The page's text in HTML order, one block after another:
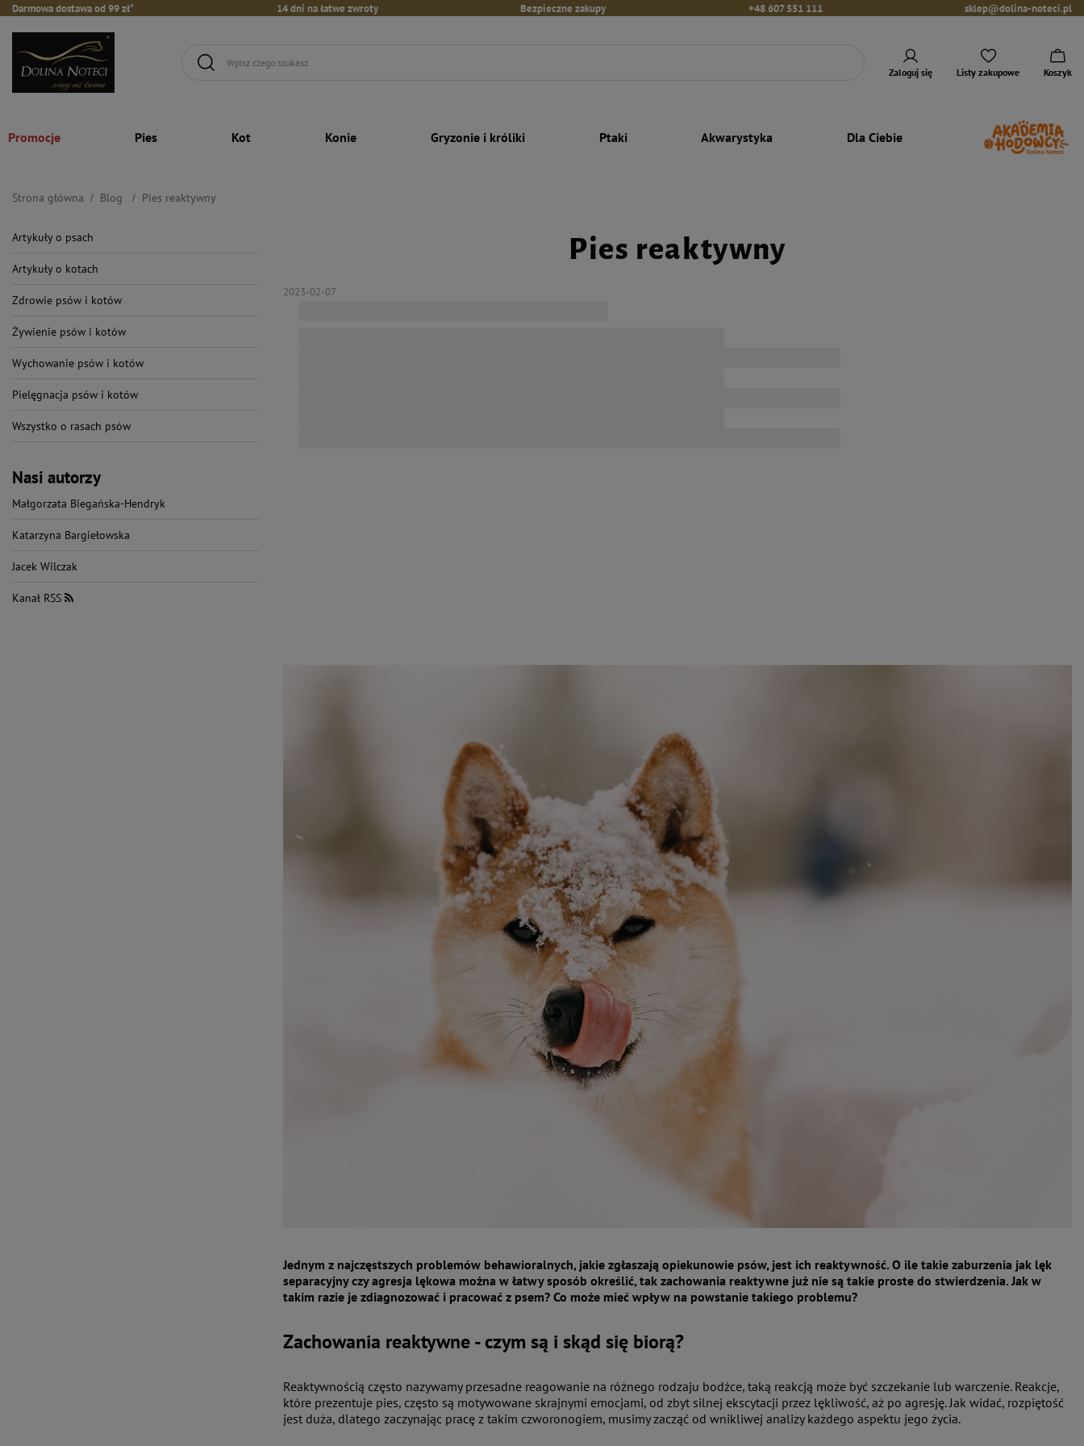
Darmowa dostawa od 99 zł* 14 dni na łatwe zwroty Bezpieczne zakupy +48 607 551 111 sklep@dolina-noteci.pl
Zaloguj się Listy zakupowe Koszyk
Promocje Pies Kot Konie Gryzonie i króliki Ptaki Akwarystyka Dla Ciebie
Strona główna Blog Pies reaktywny
Artykuły o psach
Artykuły o kotach
Zdrowie psów i kotów
Żywienie psów i kotów
Wychowanie psów i kotów
Pielęgnacja psów i kotów
Wszystko o rasach psów
Nasi autorzy
Małgorzata Biegańska-Hendryk
Katarzyna Bargiełowska
Jacek Wilczak
Kanał RSS
Pies reaktywny
2023-02-07
Jednym z najczęstszych problemów behawioralnych, jakie zgłaszają opiekunowie psów, jest ich reaktywność. O ile takie zaburzenia jak lęk
separacyjny czy agresja lękowa można w łatwy sposób określić, tak zachowania reaktywne już nie są takie proste do stwierdzenia. Jak w
takim razie je zdiagnozować i pracować z psem? Co może mieć wpływ na powstanie takiego problemu?
Zachowania reaktywne - czym są i skąd się biorą?
Reaktywnością często nazywamy przesadne reagowanie na różnego rodzaju bodźce, taką reakcją może być szczekanie lub warczenie. Reakcje,
które prezentuje pies, często są motywowane skrajnymi emocjami, od zbyt silnej ekscytacji przez lękliwość, aż po agresję. Jak widać, rozpiętość
jest duża, dlatego zaczynając pracę z takim czworonogiem, musimy zacząć od wnikliwej analizy każdego aspektu jego życia.